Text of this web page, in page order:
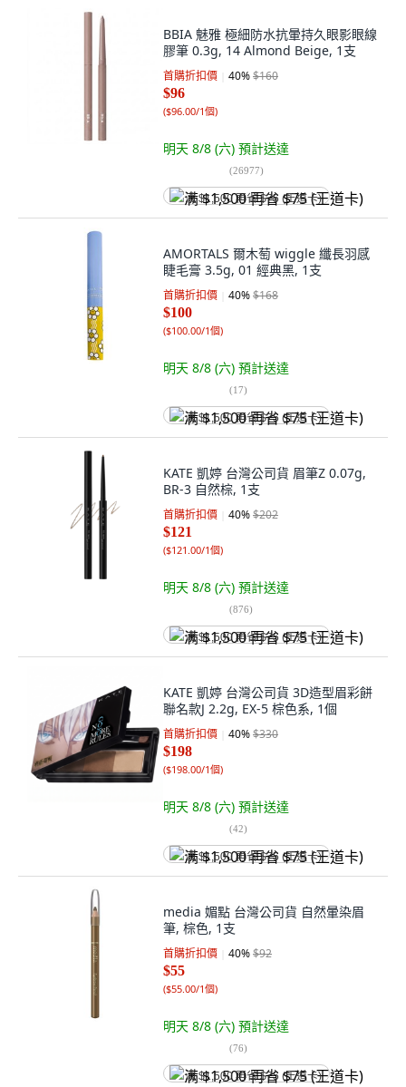
BBIA 魅雅 極細防水抗暈持久眼影眼線
膠筆 0.3g, 14 Almond Beige, 1支
首購折扣價 40%$160
$96
($96.00/1個)
明天 8/8 (六) 預計送達
(26977)
满 $1,500 再省 $75 (王道卡)
AMORTALS 爾木萄 wiggle 纖長羽感
睫毛膏 3.5g, 01 經典黑, 1支
首購折扣價 40%$168
$100
($100.00/1個)
明天 8/8 (六) 預計送達
(17)
满 $1,500 再省 $75 (王道卡)
KATE 凱婷 台灣公司貨 眉筆Z 0.07g,
BR-3 自然棕, 1支
首購折扣價 40%$202
$121
($121.00/1個)
明天 8/8 (六) 預計送達
(876)
满 $1,500 再省 $75 (王道卡)
KATE 凱婷 台灣公司貨 3D造型眉彩餅
聯名款J 2.2g, EX-5 棕色系, 1個
首購折扣價 40%$330
$198
($198.00/1個)
明天 8/8 (六) 預計送達
(42)
满 $1,500 再省 $75 (王道卡)
media 媚點 台灣公司貨 自然暈染眉
筆, 棕色, 1支
首購折扣價 40%$92
$55
($55.00/1個)
明天 8/8 (六) 預計送達
(76)
满 $1,500 再省 $75 (王道卡)